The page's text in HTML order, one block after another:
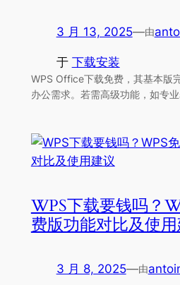
3 月 13, 2025—由
于 下载安装
WPS Office下载免费，其基本版
办公需求。若需高级功能，如专
WPS下载要钱吗？
费版功能对比及使
3 月 8, 2025—由